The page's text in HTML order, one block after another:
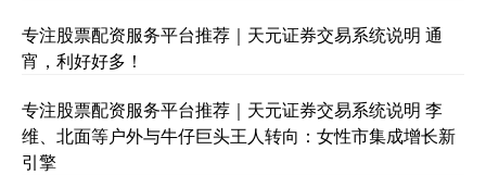
专注股票配资服务平台推荐｜天元证券交易系统说明 通
宵，利好好多！
专注股票配资服务平台推荐｜天元证券交易系统说明 李
维、北面等户外与牛仔巨头王人转向：女性市集成增长新
引擎